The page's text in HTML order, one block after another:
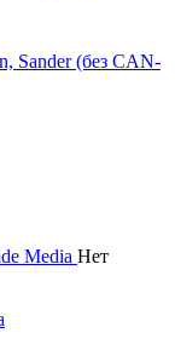
Sander (без CAN-
Нет